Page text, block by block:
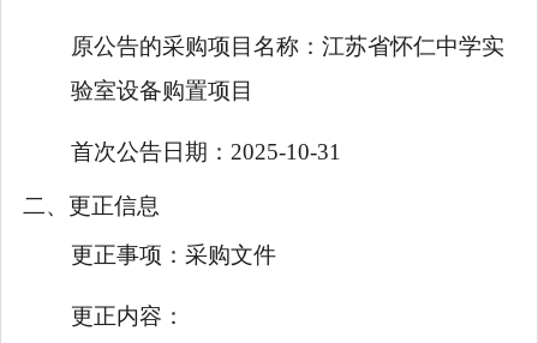
原公告的采购项目名称： 江苏省怀仁中学实
验室设备购置项目
首次公告日期： 2025-10-31
二、更正信息
更正事项： 采购文件
更正内容：